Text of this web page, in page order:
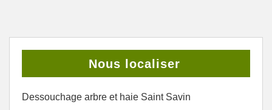
Nous localiser
Dessouchage arbre et haie Saint Savin